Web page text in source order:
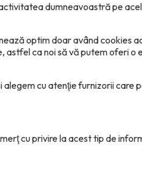
dumneavoastră pe
optim doar având cookies
ca noi să vă putem oferi
cu atenţie furnizorii
cu privire la acest tip de